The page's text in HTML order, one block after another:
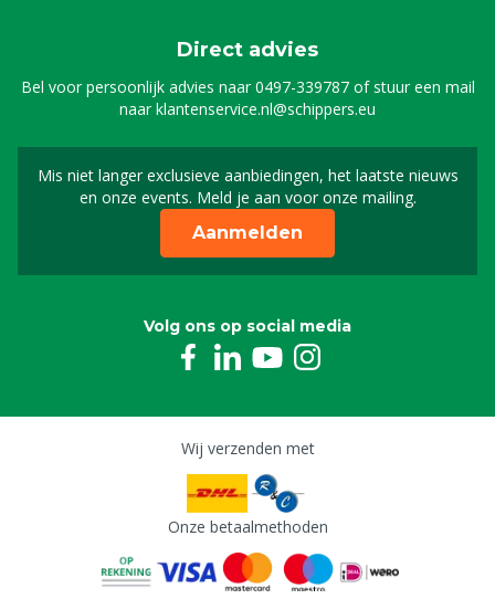
Direct advies
Bel voor persoonlijk advies naar0497-339787of stuur een mail
naarklantenservice.nl@schippers.eu
Mis niet langer exclusieve aanbiedingen, het laatste nieuws
en onze events. Meld je aan voor onze mailing.
Schrijf je in voor onze
Aanmelden
Volg ons op social media
Wij verzenden met
Onze betaalmethoden